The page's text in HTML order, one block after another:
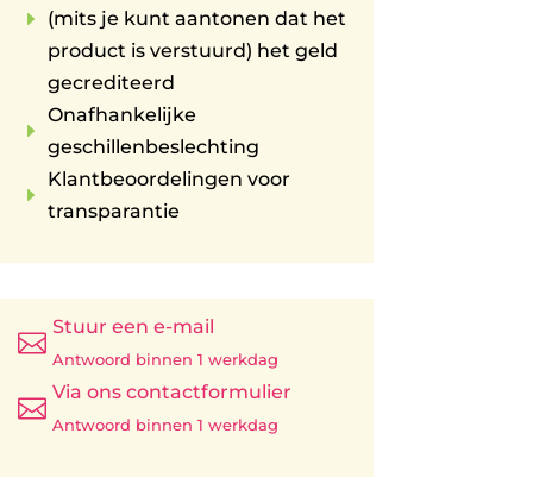
E
(mits je kunt aantonen dat het
product is verstuurd) het geld
gecrediteerd
E
Onafhankelijke
geschillenbeslechting
E
Klantbeoordelingen voor
transparantie

Stuur een e-mail
Antwoord binnen 1 werkdag

Via ons contactformulier
Antwoord binnen 1 werkdag